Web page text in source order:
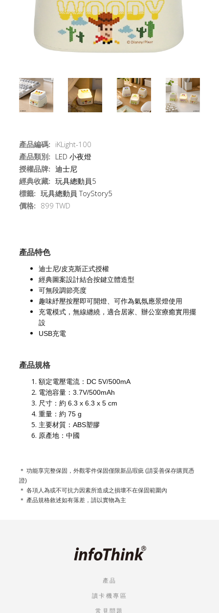
產品編碼: iKLight-100
產品類別: LED 小夜燈
授權品牌: 迪士尼
經典收藏: 玩具總動員5
標籤: 玩具總動員 ToyStory5
價格: 899 TWD
產品特色
迪士尼/皮克斯正式授權
經典圖案設計結合按鍵立體造型
可無段調節亮度
趣味紓壓按壓即可開燈、可作為氣氛應景燈使用
充電模式，無線纏繞，適合居家、辦公室療癒實用擺
設
USB充電
產品規格
額定電壓電流：DC 5V/500mA
電池容量：3.7V/500mAh
尺寸：約 6.3 x 6.3 x 5 cm
重量：約 75 g
主要材質：ABS塑膠
原產地：中國
＊ 功能享完整保固，外觀零件保固僅限新品瑕疵 (請妥善保存購買憑
證)
＊ 各項人為或不可抗力因素所造成之損壞不在保固範圍內
＊ 產品規格敘述如有落差，請以實物為主
產品
讀卡機專區
常見問題